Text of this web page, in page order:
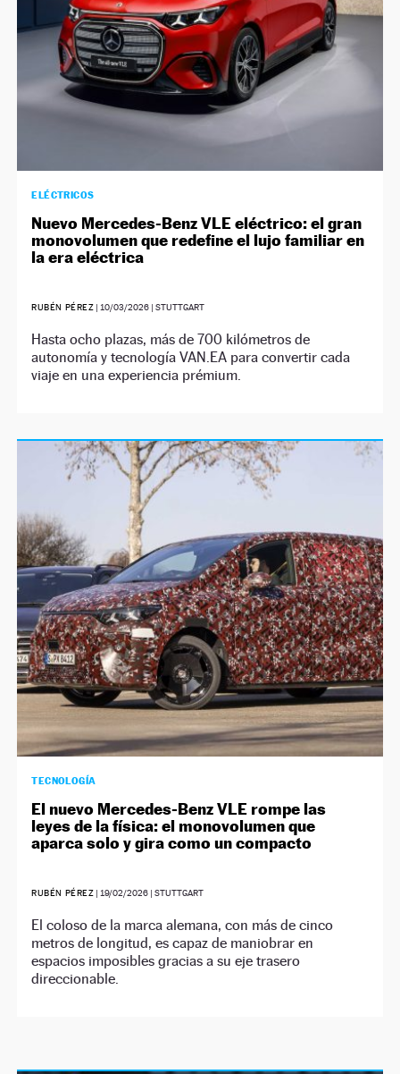
ELÉCTRICOS
Nuevo Mercedes-Benz VLE eléctrico: el gran
monovolumen que redefine el lujo familiar en
la era eléctrica
RUBÉN PÉREZ | 10/03/2026 | STUTTGART
Hasta ocho plazas, más de 700 kilómetros de
autonomía y tecnología VAN.EA para convertir cada
viaje en una experiencia prémium.
TECNOLOGÍA
El nuevo Mercedes-Benz VLE rompe las
leyes de la física: el monovolumen que
aparca solo y gira como un compacto
RUBÉN PÉREZ | 19/02/2026 | STUTTGART
El coloso de la marca alemana, con más de cinco
metros de longitud, es capaz de maniobrar en
espacios imposibles gracias a su eje trasero
direccionable.